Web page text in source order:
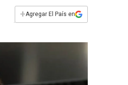
+Agregar El País en